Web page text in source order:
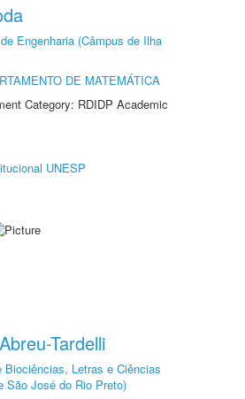
Engenharia (Câmpus de Ilha
DE MATEMÁTICA
Category: RDIDP Academic
UNESP
Tardelli
Biociências, Letras e Ciências
São José do Rio Preto)